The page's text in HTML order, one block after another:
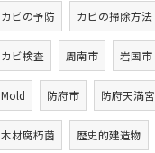
カビの予防 カビの掃除方法
カビ検査 周南市 岩国市
Mold 防府市 防府天満宮
木材腐朽菌 歴史的建造物